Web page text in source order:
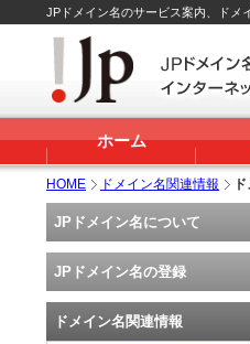
JPドメイン名のサービス案内、ドメ
ホーム
HOME ドメイン名関連情報
JPドメイン名について
JPドメイン名の登録
ドメイン名関連情報